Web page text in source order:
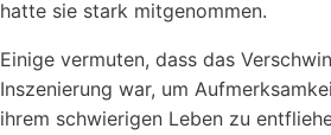
hatte sie stark mitgenommen.
Einige vermuten, dass das
Inszenierung war, um
ihrem schwierigen Leben zu